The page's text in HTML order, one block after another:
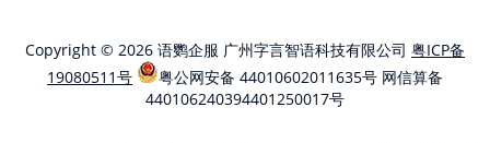
Copyright © 2026 语鹦企服 广州字言智语科技有限公司 粤ICP备
19080511号
粤公网安备 44010602011635号 网信算备
440106240394401250017号